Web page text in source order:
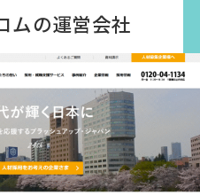
ムの運営会社